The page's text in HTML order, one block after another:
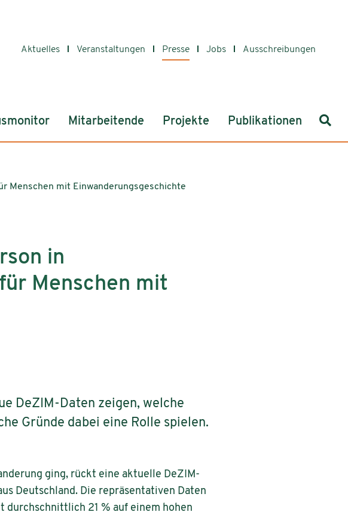
Aktuelles Veranstaltungen Presse Jobs Ausschreibungen
Mitarbeitende Projekte Publikationen
Menschen mit Einwanderungsgeschichte
in
Menschen mit
DeZIM-Daten zeigen, welche
Gründe dabei eine Rolle spielen.
ging, rückt eine aktuelle DeZIM-
Deutschland. Die repräsentativen Daten
durchschnittlich 21 % auf einem hohen